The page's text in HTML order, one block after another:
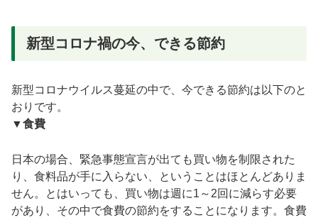
新型コロナ禍の今、できる節約
新型コロナウイルス蔓延の中で、今できる節約は以下のと
おりです。
▼食費
日本の場合、緊急事態宣言が出ても買い物を制限された
り、食料品が手に入らない、ということはほとんどありま
せん。とはいっても、買い物は週に1～2回に減らす必要
があり、その中で食費の節約をすることになります。食費